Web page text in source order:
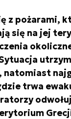
z pożarami,
się na jej
natomiast
trwa